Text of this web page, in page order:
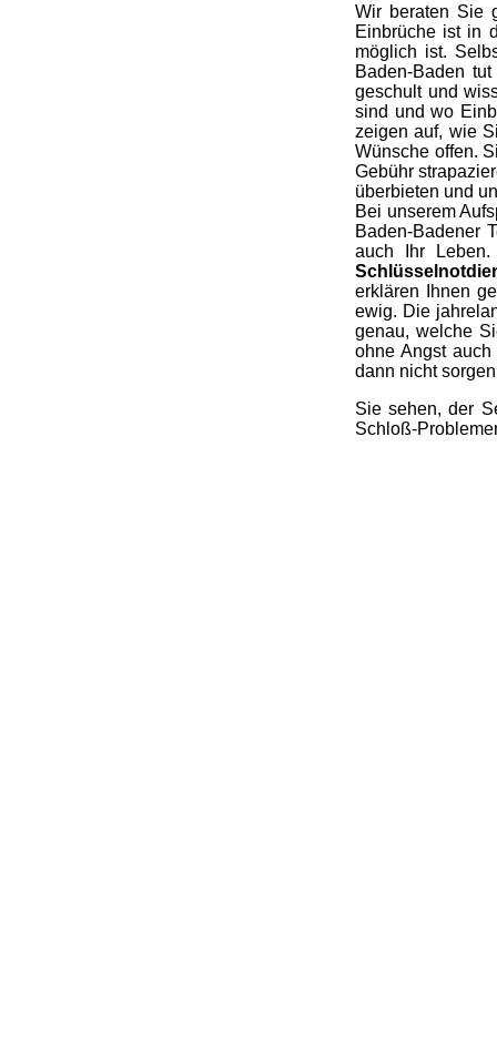
Wir beraten Sie
Einbrüche ist in
möglich ist.
Baden-Baden
geschult und
sind und wo
zeigen auf, wie
Wünsche offen.
Gebühr
überbieten und
Bei unserem
Baden-Badener
auch Ihr
erklären Ihnen
ewig. Die
genau, welche
ohne Angst
dann nicht
Sie sehen, der
Schloß-